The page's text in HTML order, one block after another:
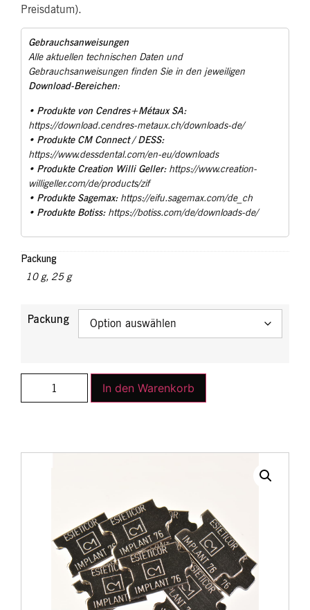
Preisdatum).
Gebrauchsanweisungen
Alle aktuellen technischen Daten und
Gebrauchsanweisungen finden Sie in den jeweiligen
Download-Bereichen:
• Produkte von Cendres+Métaux SA:
https://download.cendres-metaux.ch/downloads-de/
• Produkte CM Connect / DESS:
https://www.dessdental.com/en-eu/downloads
• Produkte Creation Willi Geller: https://www.creation-
willigeller.com/de/products/zif
• Produkte Sagemax: https://eifu.sagemax.com/de_ch
• Produkte Botiss: https://botiss.com/de/downloads-de/
Packung
10 g, 25 g
Packung
In den Warenkorb